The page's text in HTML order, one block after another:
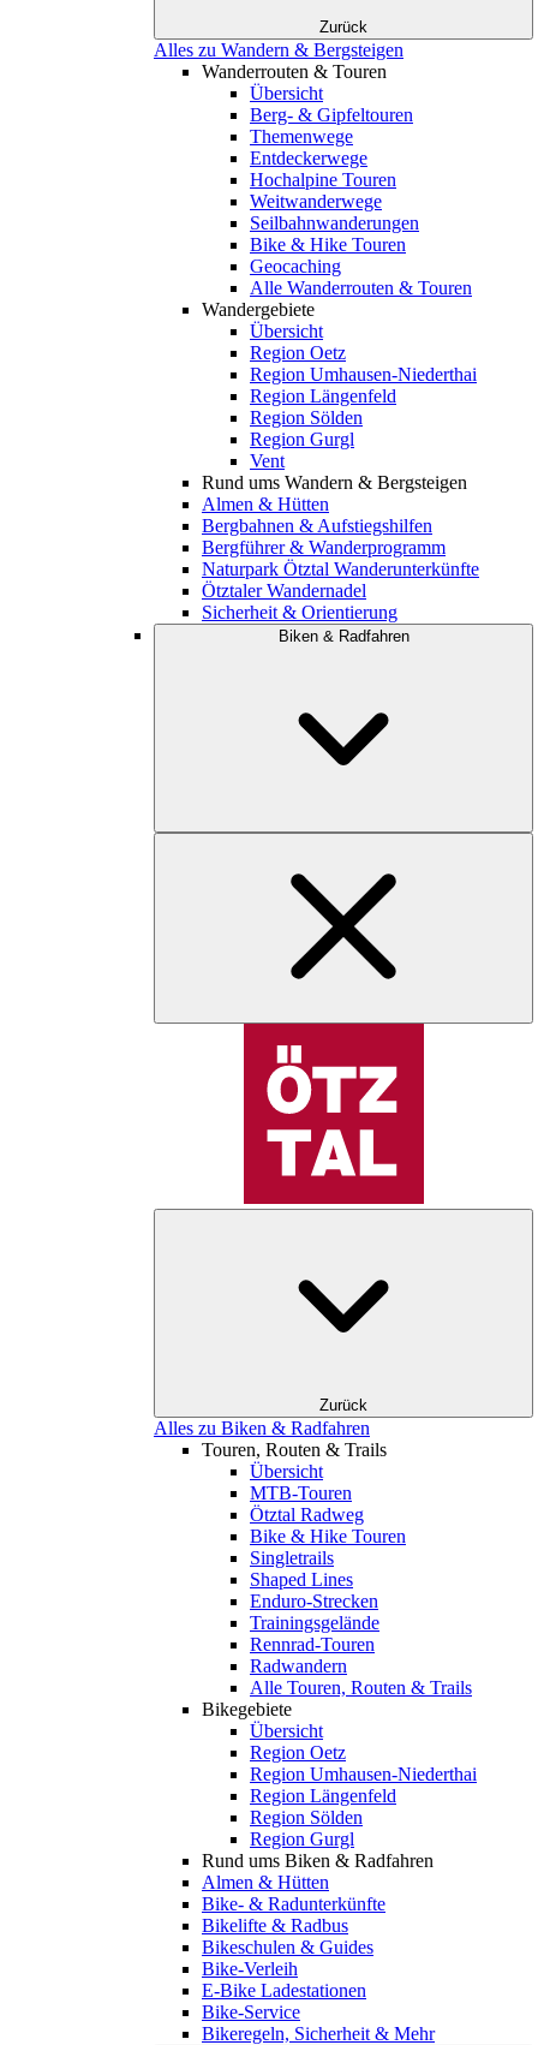
Zurück
Alles zu Wandern & Bergsteigen
Wanderrouten & Touren
Übersicht
Berg- & Gipfeltouren
Themenwege
Entdeckerwege
Hochalpine Touren
Weitwanderwege
Seilbahnwanderungen
Bike & Hike Touren
Geocaching
Alle Wanderrouten & Touren
Wandergebiete
Übersicht
Region Oetz
Region Umhausen-Niederthai
Region Längenfeld
Region Sölden
Region Gurgl
Vent
Rund ums Wandern & Bergsteigen
Almen & Hütten
Bergbahnen & Aufstiegshilfen
Bergführer & Wanderprogramm
Naturpark Ötztal Wanderunterkünfte
Ötztaler Wandernadel
Sicherheit & Orientierung
Biken & Radfahren
Zurück
Alles zu Biken & Radfahren
Touren, Routen & Trails
Übersicht
MTB-Touren
Ötztal Radweg
Bike & Hike Touren
Singletrails
Shaped Lines
Enduro-Strecken
Trainingsgelände
Rennrad-Touren
Radwandern
Alle Touren, Routen & Trails
Bikegebiete
Übersicht
Region Oetz
Region Umhausen-Niederthai
Region Längenfeld
Region Sölden
Region Gurgl
Rund ums Biken & Radfahren
Almen & Hütten
Bike- & Radunterkünfte
Bikelifte & Radbus
Bikeschulen & Guides
Bike-Verleih
E-Bike Ladestationen
Bike-Service
Bikeregeln, Sicherheit & Mehr